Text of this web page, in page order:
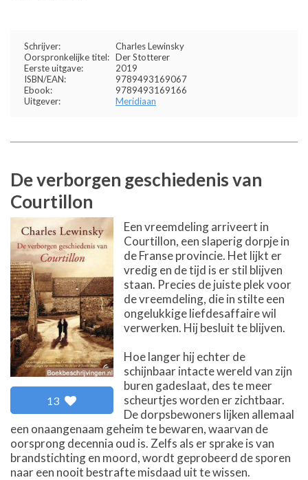
Schrijver:
Charles Lewinsky
Oorspronkelijke titel: Der Stotterer
Eerste uitgave:
2019
ISBN/EAN:
9789493169067
Ebook:
9789493169166
Uitgever:
Meridiaan
De verborgen geschiedenis van
Courtillon
13
Een vreemdeling arriveert in
Courtillon, een slaperig dorpje in
de Franse provincie. Het lijkt er
vredig en de tijd is er stil blijven
staan. Precies de juiste plek voor
de vreemdeling, die in stilte een
ongelukkige liefdesaffaire wil
verwerken. Hij besluit te blijven.
Hoe langer hij echter de
schijnbaar intacte wereld van zijn
buren gadeslaat, des te meer
scheurtjes worden er zichtbaar.
De dorpsbewoners lijken allemaal
een onaangenaam geheim te bewaren, waarvan de
oorsprong decennia oud is. Zelfs als er sprake is van
brandstichting en moord, wordt geprobeerd de sporen
naar een nooit bestrafte misdaad uit te wissen.